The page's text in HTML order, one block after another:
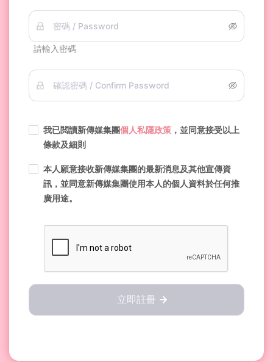
密碼 / Password
請輸入密碼
確認密碼 / Confirm Password
我已閲讀新傳媒集團個人私隱政策 ，並同意接受以上
條款及細則
本人願意接收新傳媒集團的最新消息及其他宣傳資
訊，並同意新傳媒集團使用本人的個人資料於任何推
廣用途。
立即註冊